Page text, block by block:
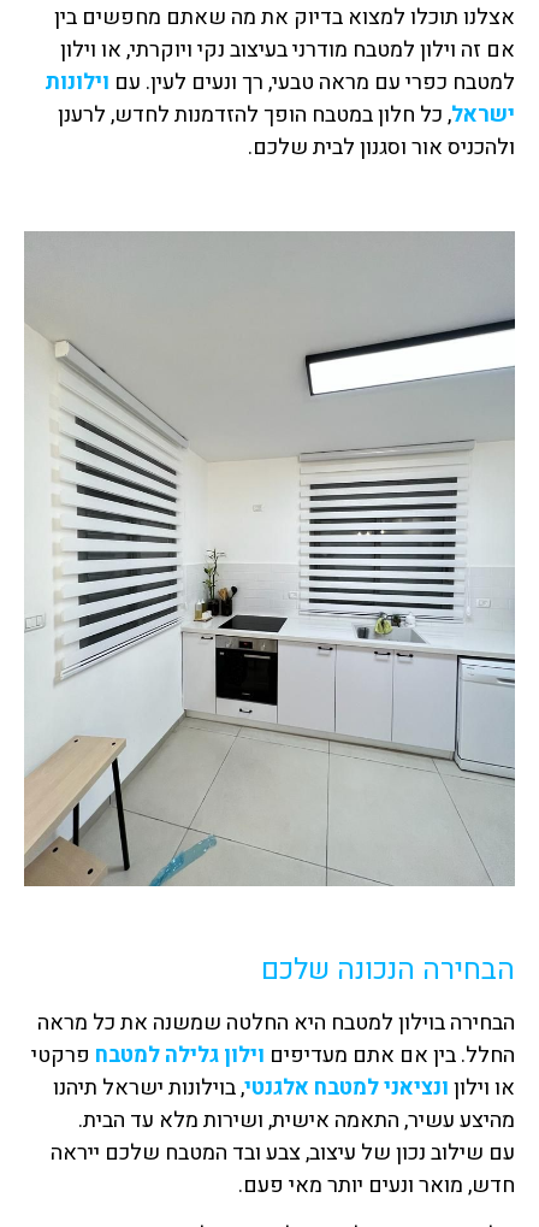
אצלנו תוכלו למצוא בדיוק את מה שאתם מחפשים בין
אם זה וילון למטבח מודרני בעיצוב נקי ויוקרתי, או וילון
למטבח כפרי עם מראה טבעי, רך ונעים לעין. עם וילונות
ישראל, כל חלון במטבח הופך להזדמנות לחדש, לרענן
ולהכניס אור וסגנון לבית שלכם.
הבחירה הנכונה שלכם
הבחירה בוילון למטבח היא החלטה שמשנה את כל מראה
החלל. בין אם אתם מעדיפים וילון גלילה למטבח פרקטי
או וילוןונציאני למטבח אלגנטי, בוילונות ישראל תיהנו
מהיצע עשיר, התאמה אישית, ושירות מלא עד הבית.
עם שילוב נכון של עיצוב, צבע ובד המטבח שלכם ייראה
חדש, מואר ונעים יותר מאי פעם.